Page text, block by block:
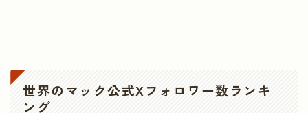
世界のマック公式Xフォロワー数ランキ
ング